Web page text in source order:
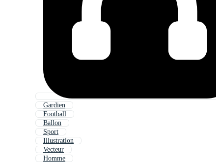
Gardien
Football
Ballon
Sport
Illustration
Vecteur
Homme